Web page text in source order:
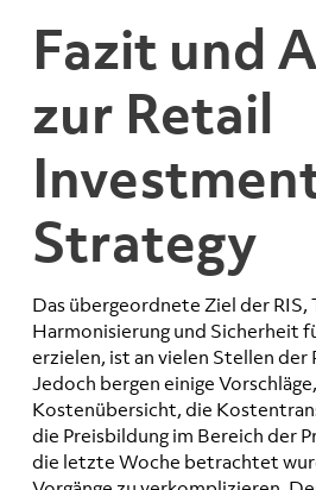
Fazit und
zur Retail
Strategy
Das übergeordnete Ziel der RIS,
Harmonisierung und Sicherheit
erzielen, ist an vielen Stellen der
Jedoch bergen einige
Kostenübersicht, die
die Preisbildung im Bereich der
die letzte Woche betrachtet